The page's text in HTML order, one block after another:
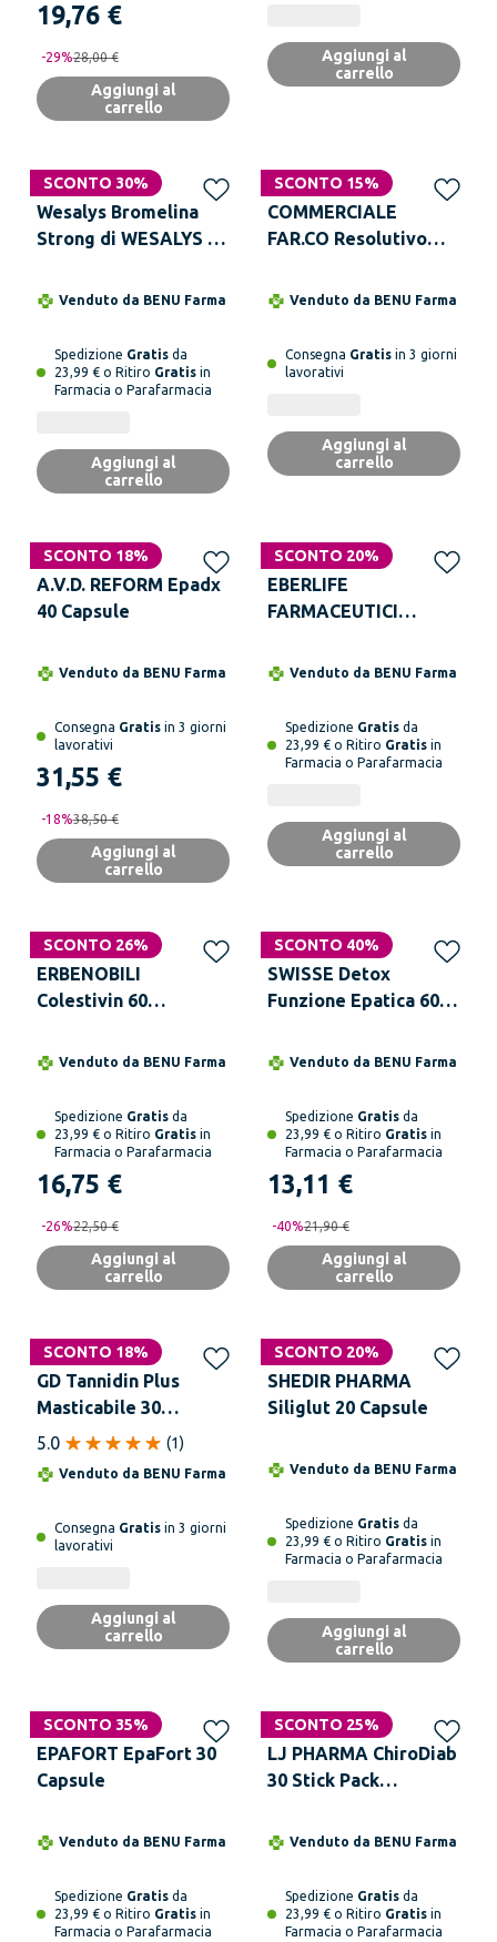
19,76 €
-29%28,00 €
Aggiungi al
carrello
Aggiungi al
carrello
SCONTO 30%
Wesalys Bromelina
Strong di WESALYS -
Gambe pesanti e
Venduto da BENU Farma
Spedizione Gratis da
23,99 € o Ritiro Gratis in
Farmacia o Parafarmacia
Aggiungi al
carrello
SCONTO 15%
COMMERCIALE
FAR.CO Resolutivo
Venduto da BENU Farma
Consegna Gratis in 3 giorni
lavorativi
Aggiungi al
carrello
SCONTO 18%
A.V.D. REFORM Epadx
40 Capsule
Venduto da BENU Farma
Consegna Gratis in 3 giorni
lavorativi
31,55 €
-18%38,50 €
Aggiungi al
carrello
SCONTO 20%
EBERLIFE
FARMACEUTICI
Integratore per
Venduto da BENU Farma
Spedizione Gratis da
23,99 € o Ritiro Gratis in
Farmacia o Parafarmacia
Aggiungi al
carrello
SCONTO 26%
ERBENOBILI
Colestivin 60
Venduto da BENU Farma
Spedizione Gratis da
23,99 € o Ritiro Gratis in
Farmacia o Parafarmacia
16,75 €
-26%22,50 €
Aggiungi al
carrello
SCONTO 40%
SWISSE Detox
Funzione Epatica 60
Venduto da BENU Farma
Spedizione Gratis da
23,99 € o Ritiro Gratis in
Farmacia o Parafarmacia
13,11 €
-40%21,90 €
Aggiungi al
carrello
SCONTO 18%
GD Tannidin Plus
Masticabile 30
Compresse Deglutibili
5.0 (1)
Venduto da BENU Farma
Consegna Gratis in 3 giorni
lavorativi
Aggiungi al
carrello
SCONTO 20%
SHEDIR PHARMA
Siliglut 20 Capsule
Venduto da BENU Farma
Spedizione Gratis da
23,99 € o Ritiro Gratis in
Farmacia o Parafarmacia
Aggiungi al
carrello
SCONTO 35%
Solo online
EPAFORT EpaFort 30
Capsule
Venduto da BENU Farma
Spedizione Gratis da
23,99 € o Ritiro Gratis in
Farmacia o Parafarmacia
SCONTO 25%
LJ PHARMA ChiroDiab
30 Stick Pack
Venduto da BENU Farma
Spedizione Gratis da
23,99 € o Ritiro Gratis in
Farmacia o Parafarmacia